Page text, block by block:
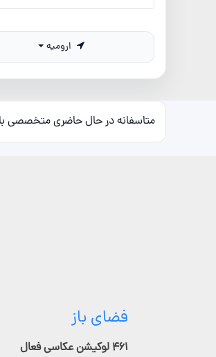
متاسفانه در حال حاضری متخصصی
فضای باز
۴۶۱ لوکیشن عکاسی فعال